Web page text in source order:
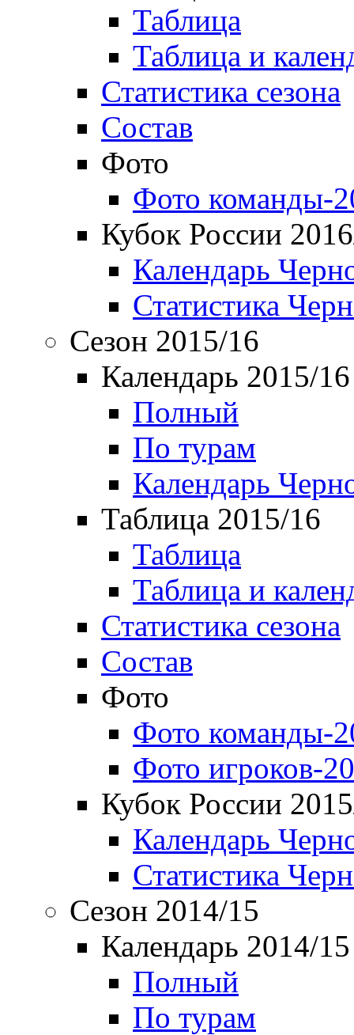
Таблица
Таблица и
Статистика сезона
Состав
Фото
Фото команды-
Кубок России
Календарь
Статистика
Сезон 2015/16
Календарь 2015/16
Полный
По турам
Календарь
Таблица 2015/16
Таблица
Таблица и
Статистика сезона
Состав
Фото
Фото команды-
Фото игроков-
Кубок России
Календарь
Статистика
Сезон 2014/15
Календарь 2014/15
Полный
По турам